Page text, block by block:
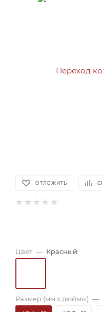
ОТЛОЖИТЬ
Цвет — Красный
Размер (мм x дюймы) —